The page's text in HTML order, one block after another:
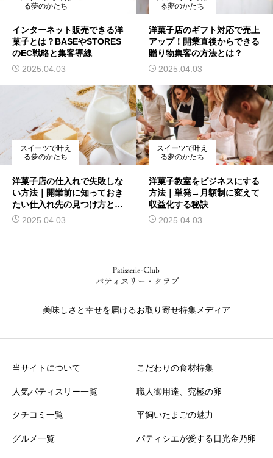
る夢のかたち
インターネット販売できる洋
菓子とは？BASEやSTORES
のEC戦略と集客導線
2025.04.03
る夢のかたち
洋菓子店のギフト対応で売上
アップ！開業直後からできる
贈り物集客の方法とは？
2025.04.03
スイーツで叶え
る夢のかたち
洋菓子店の仕入れで失敗しな
い方法｜開業前に知っておき
たい仕入れ先の見つけ方と交
渉術2025.04.03
スイーツで叶え
る夢のかたち
洋菓子教室をビジネスにする
方法｜単発→月額制に変えて
収益化する秘訣
2025.04.03
美味しさと幸せを届けるお取り寄せ特集メディア
当サイトについて
人気パティスリー一覧
クチコミ一覧
グルメ一覧
こだわりの食材特集
職人御用達、究極の卵
平飼いたまごの魅力
パティシエが愛する日光金乃卵